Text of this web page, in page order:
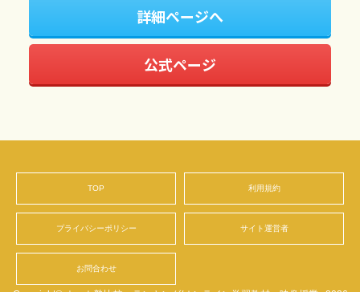
詳細ページへ
公式ページ
TOP 利用規約
プライバシーポリシー サイト運営者
お問合わせ